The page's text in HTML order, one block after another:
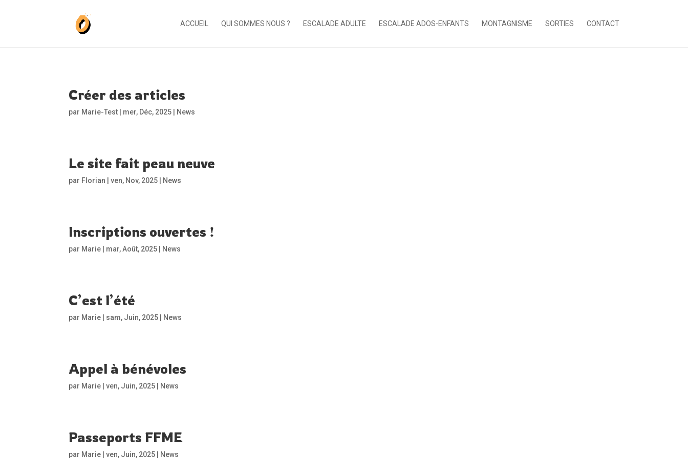
ACCUEIL QUI SOMMES NOUS ? ESCALADE ADULTE ESCALADE ADOS-ENFANTS MONTAGNISME SORTIES CONTACT
Créer des articles
par Marie-Test mer, Déc, 2025 News
Le site fait peau neuve
par Florian |ven, Nov, 2025 News
Inscriptions ouvertes !
par Marie mar, Août, 2025 News
C’est l’été
par Marie sam, Juin, 2025 News
Appel à bénévoles
par Marie |ven, Juin, 2025 News
Passeports FFME
par Marie |ven, Juin, 2025 News